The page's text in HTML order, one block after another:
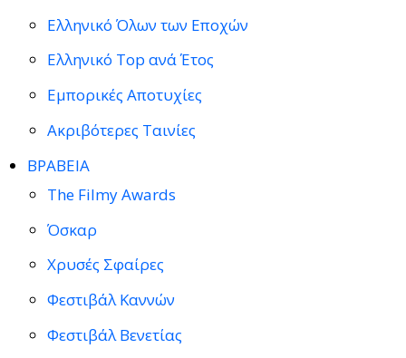
Ελληνικό Όλων των Εποχών
Ελληνικό Top ανά Έτος
Εμπορικές Αποτυχίες
Ακριβότερες Ταινίες
ΒΡΑΒΕΙΑ
The Filmy Awards
Όσκαρ
Χρυσές Σφαίρες
Φεστιβάλ Καννών
Φεστιβάλ Βενετίας